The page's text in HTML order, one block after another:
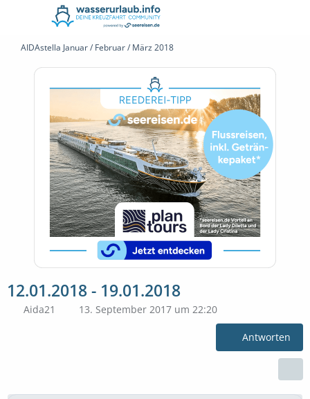
AIDAstella Januar / Februar / März 2018
12.01.2018 - 19.01.2018
Aida21 13. September 2017 um 22:20
Antworten